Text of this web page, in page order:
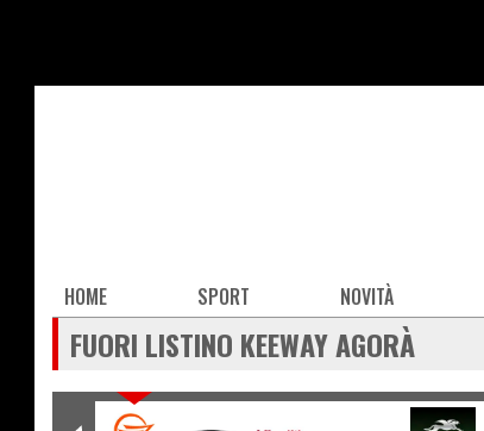
Main
navigation
HOME SPORT NOVITÀ
FUORI LISTINO KEEWAY AGORÀ